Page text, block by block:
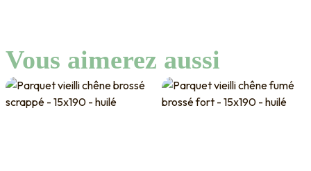
Vous aimerez aussi